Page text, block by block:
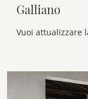
Galliano